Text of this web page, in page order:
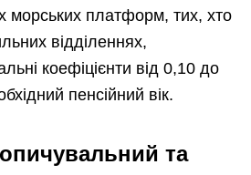
морських платформ, тих, хто
відділеннях,
коефіцієнти від 0,10 до
пенсійний вік.
та